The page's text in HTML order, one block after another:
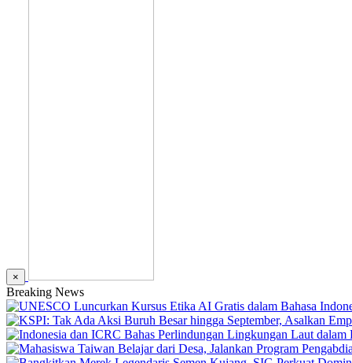
×
Breaking News